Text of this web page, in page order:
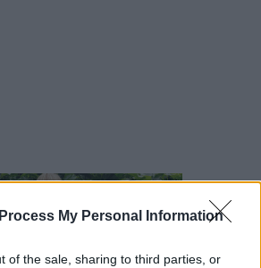
My Personal Information
of the sale, sharing to third parties, or